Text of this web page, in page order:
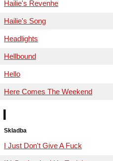
Hailie's Revenhe
Hailie's Song
Headlights
Hellbound
Hello
Here Comes The Weekend
I
Skladba
I Just Don't Give A Fuck